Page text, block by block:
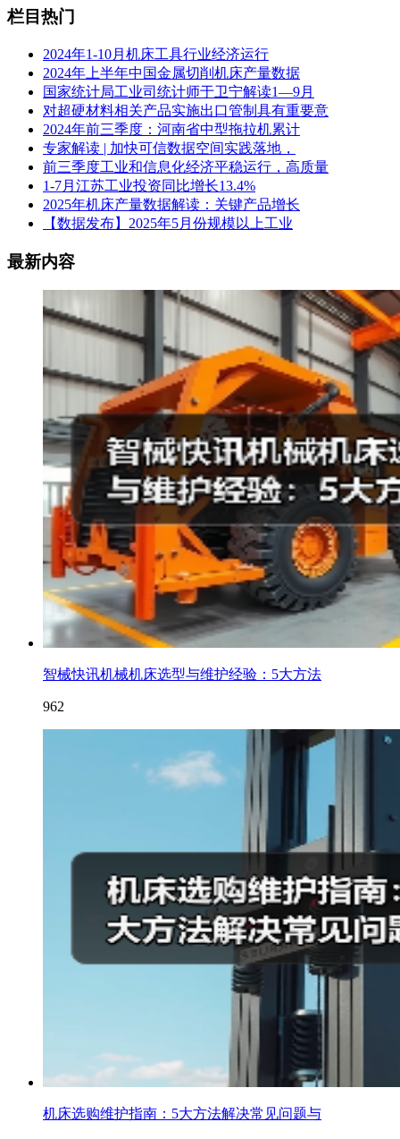
栏目热门
2024年1-10月机床工具行业经济运行
2024年上半年中国金属切削机床产量数据
国家统计局工业司统计师于卫宁解读1—9月
对超硬材料相关产品实施出口管制具有重要意
2024年前三季度：河南省中型拖拉机累计
专家解读 | 加快可信数据空间实践落地，
前三季度工业和信息化经济平稳运行，高质量
1-7月江苏工业投资同比增长13.4%
2025年机床产量数据解读：关键产品增长
【数据发布】2025年5月份规模以上工业
最新内容
智械快讯机械机床选型与维护经验：5大方法
962
机床选购维护指南：5大方法解决常见问题与